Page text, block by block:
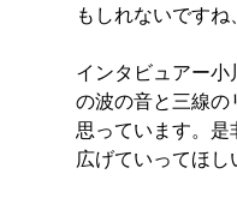
もしれないですね
インタビュアー
の波の音と三線の
思っています。是
広げていってほし